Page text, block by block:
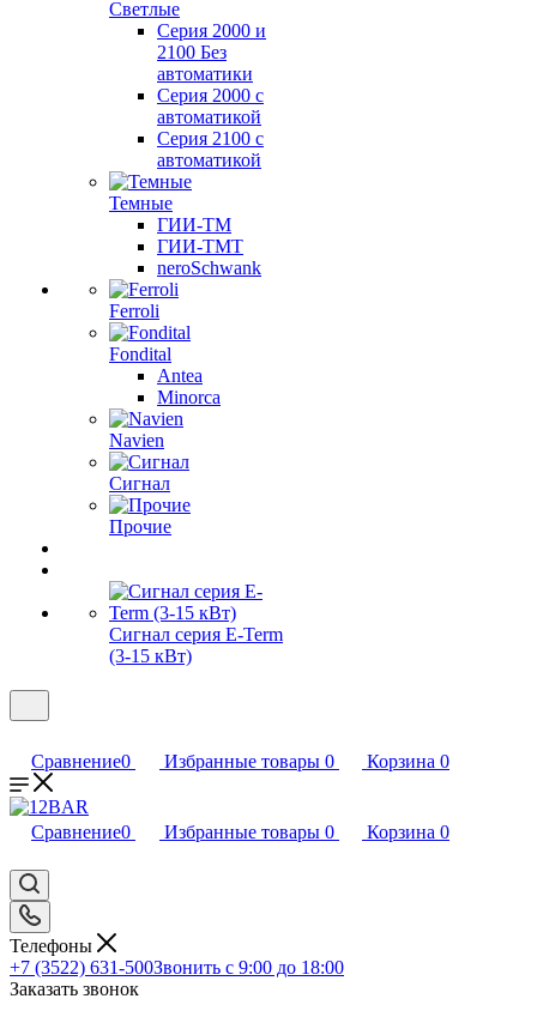
Светлые
Серия 2000 и
2100 Без
автоматики
Серия 2000 с
автоматикой
Серия 2100 с
автоматикой
Темные
ГИИ-ТМ
ГИИ-ТМТ
neroSchwank
Ferroli
Fondital
Antea
Minorca
Navien
Сигнал
Прочие
Сигнал серия E-Term
(3-15 кВт)
Сравнение0 Избранные товары 0 Корзина 0
Сравнение0 Избранные товары 0 Корзина 0
Телефоны
+7 (3522) 631-500Звонить с 9:00 до 18:00
Заказать звонок